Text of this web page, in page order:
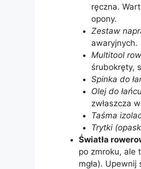
ręczna.
opony.
Zestaw
awaryjnych.
Multitool
śrubokręty,
Spinka do
Olej do
zwłaszcza
Taśma
Trytki
Światła
po zmroku, ale
mgła).